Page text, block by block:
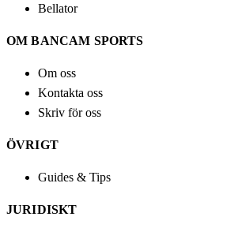
Bellator
OM BANCAM SPORTS
Om oss
Kontakta oss
Skriv för oss
ÖVRIGT
Guides & Tips
JURIDISKT